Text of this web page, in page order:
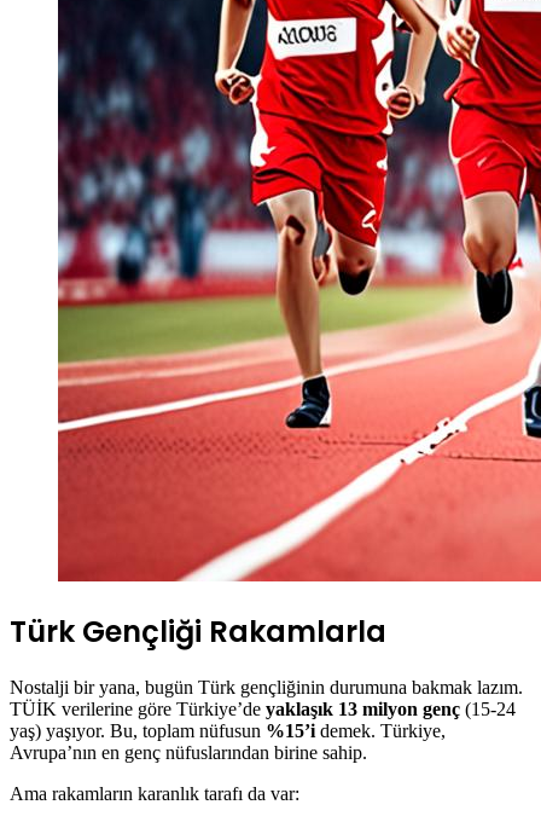
Türk Gençliği Rakamlarla
Nostalji bir yana, bugün Türk gençliğinin durumuna bakmak lazım.
TÜİK verilerine göre Türkiye’de yaklaşık 13 milyon genç (15-24
yaş) yaşıyor. Bu, toplam nüfusun %15’i demek. Türkiye,
Avrupa’nın en genç nüfuslarından birine sahip.
Ama rakamların karanlık tarafı da var: